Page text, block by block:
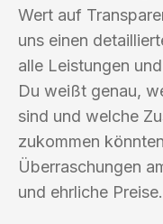
Wert auf
uns einen
alle Leistungen
Du weißt genau,
sind und welche
zukommen
Überraschungen
und ehrliche Preise.